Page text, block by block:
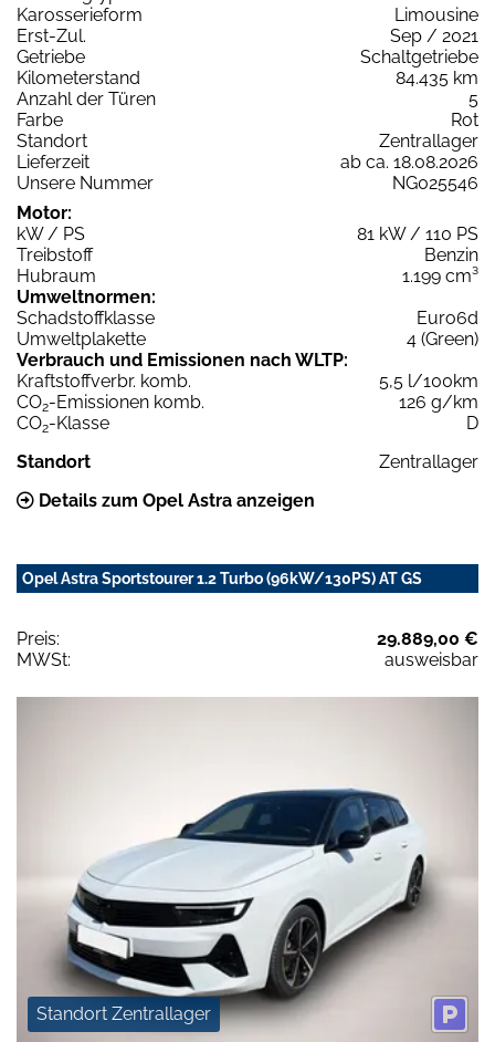
Karosserieform
Limousine
Erst-Zul.
Sep / 2021
Getriebe
Schaltgetriebe
Kilometerstand
84.435 km
Anzahl der Türen
5
Farbe
Rot
Standort
Zentrallager
Lieferzeit
ab ca. 18.08.2026
Unsere Nummer
NG025546
Motor:
kW / PS
81 kW / 110 PS
Treibstoff
Benzin
Hubraum
1.199 cm³
Umweltnormen:
Schadstoffklasse
Euro6d
Umweltplakette
4 (Green)
Verbrauch und Emissionen nach WLTP:
Kraftstoffverbr. komb.
5,5 l/100km
CO2-Emissionen komb.
126 g/km
CO2-Klasse
D
Standort
Zentrallager
Details zum Opel Astra anzeigen
Opel Astra Sportstourer 1.2 Turbo (96kW/130PS) AT GS
Preis:
29.889,00 €
MWSt:
ausweisbar
Standort Zentrallager